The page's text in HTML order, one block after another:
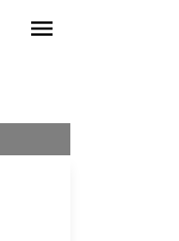
menu